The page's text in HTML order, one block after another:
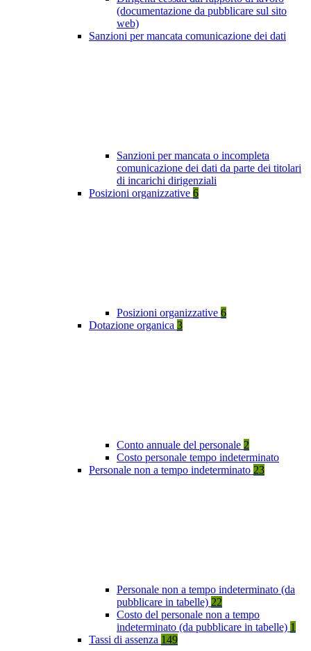
(documentazione da pubblicare sul sito
web)
Sanzioni per mancata comunicazione dei dati
Sanzioni per mancata o incompleta
comunicazione dei dati da parte dei titolari
di incarichi dirigenziali
Posizioni organizzative 6
Posizioni organizzative 6
Dotazione organica 3
Conto annuale del personale 2
Costo personale tempo indeterminato
Personale non a tempo indeterminato 23
Personale non a tempo indeterminato (da
pubblicare in tabelle) 22
Costo del personale non a tempo
indeterminato (da pubblicare in tabelle) 1
Tassi di assenza 149